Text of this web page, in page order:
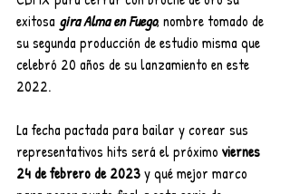
exitosa gira Alma en Fuego, nombre tomado de
su segunda producción de estudio misma que
celebró 20 años de su lanzamiento en este
2022.
La fecha pactada para bailar y corear sus
representativos hits será el próximo viernes
24 de febrero de 2023 y qué mejor marco